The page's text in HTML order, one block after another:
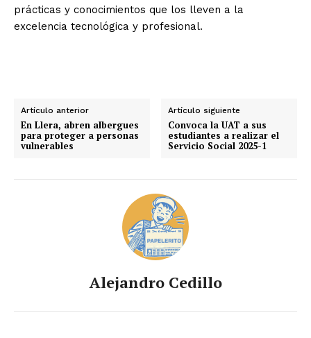
prácticas y conocimientos que los lleven a la
excelencia tecnológica y profesional.
Artículo anterior
En Llera, abren albergues
para proteger a personas
vulnerables
Artículo siguiente
Convoca la UAT a sus
estudiantes a realizar el
Servicio Social 2025-1
Alejandro Cedillo